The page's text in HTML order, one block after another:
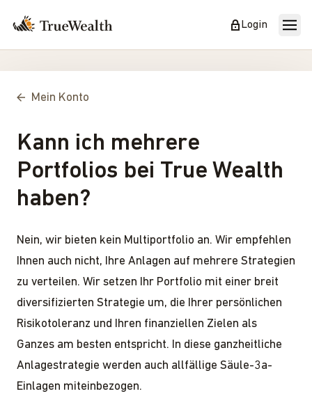
Login
Mein Konto
Kann ich mehrere
Portfolios bei True Wealth
haben?
Nein, wir bieten kein Multiportfolio an. Wir empfehlen
Ihnen auch nicht, Ihre Anlagen auf mehrere Strategien
zu verteilen. Wir setzen Ihr Portfolio mit einer breit
diversifizierten Strategie um, die Ihrer persönlichen
Risikotoleranz und Ihren finanziellen Zielen als
Ganzes am besten entspricht. In diese ganzheitliche
Anlagestrategie werden auch allfällige Säule-3a-
Einlagen miteinbezogen.